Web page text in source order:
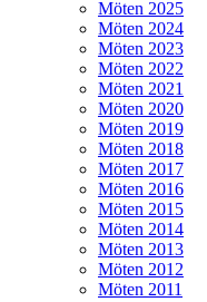
Möten 2025
Möten 2024
Möten 2023
Möten 2022
Möten 2021
Möten 2020
Möten 2019
Möten 2018
Möten 2017
Möten 2016
Möten 2015
Möten 2014
Möten 2013
Möten 2012
Möten 2011